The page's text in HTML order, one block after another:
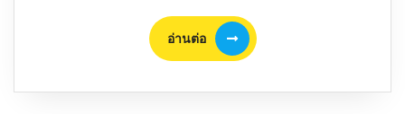
โบราณ
อ่านต่อ
อ่าน
ต่อ